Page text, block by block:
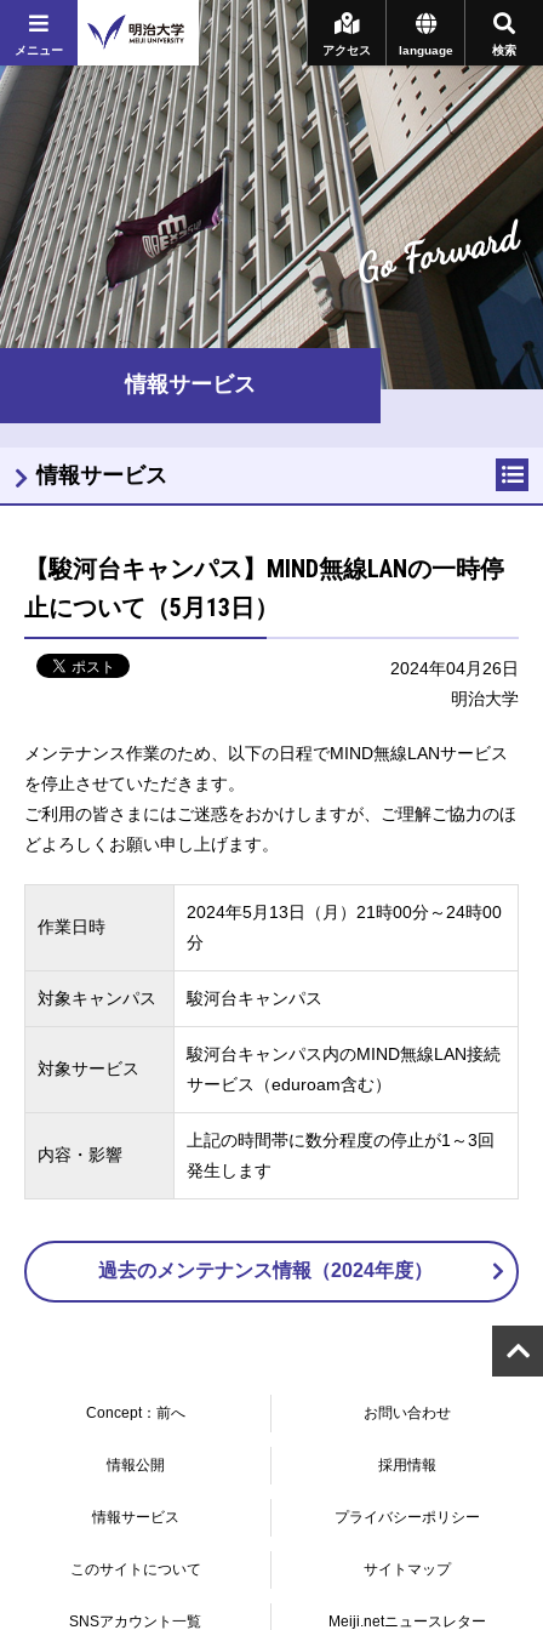
メニュー 検索
language
アクセス
Go Forward
情報サービス
【駿河台キャンパス】MIND無線LANの一時停
止について（5月13日）
2024年04月26日
明治大学
メンテナンス作業のため、以下の日程でMIND無線LANサービス
を停止させていただきます。
ご利用の皆さまにはご迷惑をおかけしますが、ご理解ご協力のほ
どよろしくお願い申し上げます。
作業日時
2024年5月13日（月）21時00分～24時00
分
対象キャンパス 駿河台キャンパス
対象サービス
駿河台キャンパス内のMIND無線LAN接続
サービス（eduroam含む）
内容・影響
上記の時間帯に数分程度の停止が1～3回
発生します
過去のメンテナンス情報（2024年度）
情報サービス
Concept：前へ お問い合わせ
情報公開 採用情報
情報サービス プライバシーポリシー
このサイトについて サイトマップ
SNSアカウント一覧 Meiji.netニュースレター